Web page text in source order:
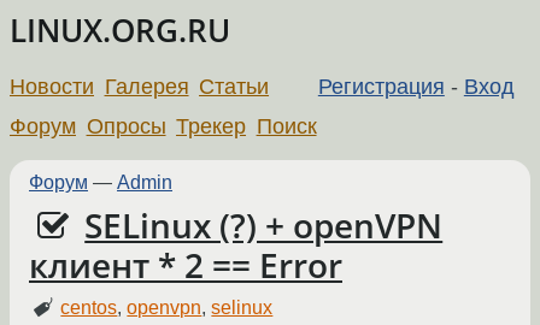
LINUX.ORG.RU
Регистрация - Вход
Новости Галерея Статьи
Форум Опросы Трекер Поиск
Форум — Admin
SELinux (?) + openVPN
клиент * 2 == Error
centos,openvpn,selinux